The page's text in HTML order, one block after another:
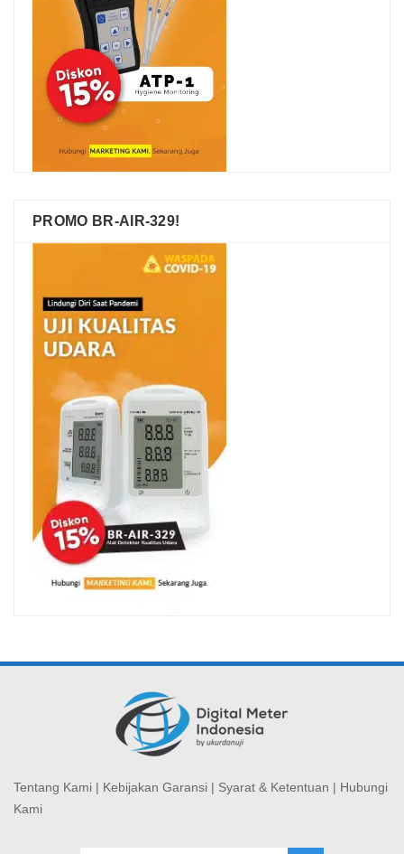
PROMO BR-AIR-329!
Tentang Kami | Kebijakan Garansi | Syarat & Ketentuan | Hubungi
Kami